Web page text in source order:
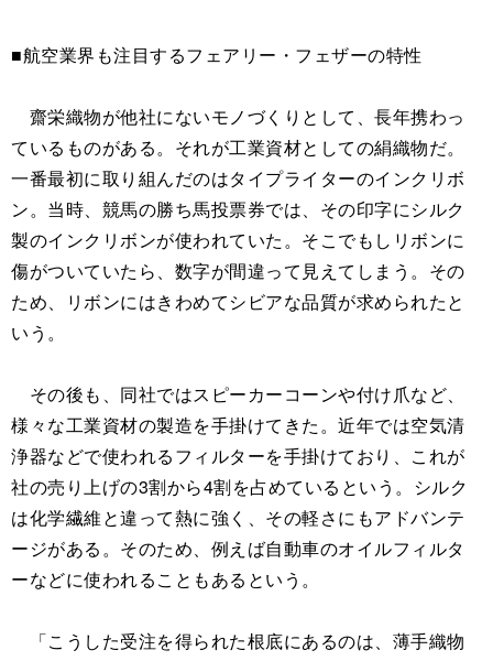
■航空業界も注目するフェアリー・フェザーの特性
齋栄織物が他社にないモノづくりとして、長年携わっ
ているものがある。それが工業資材としての絹織物だ。
一番最初に取り組んだのはタイプライターのインクリボ
ン。当時、競馬の勝ち馬投票券では、その印字にシルク
製のインクリボンが使われていた。そこでもしリボンに
傷がついていたら、数字が間違って見えてしまう。その
ため、リボンにはきわめてシビアな品質が求められたと
いう。
その後も、同社ではスピーカーコーンや付け爪など、
様々な工業資材の製造を手掛けてきた。近年では空気清
浄器などで使われるフィルターを手掛けており、これが
社の売り上げの3割から4割を占めているという。シルク
は化学繊維と違って熱に強く、その軽さにもアドバンテ
ージがある。そのため、例えば自動車のオイルフィルタ
ーなどに使われることもあるという。
「こうした受注を得られた根底にあるのは、薄手織物